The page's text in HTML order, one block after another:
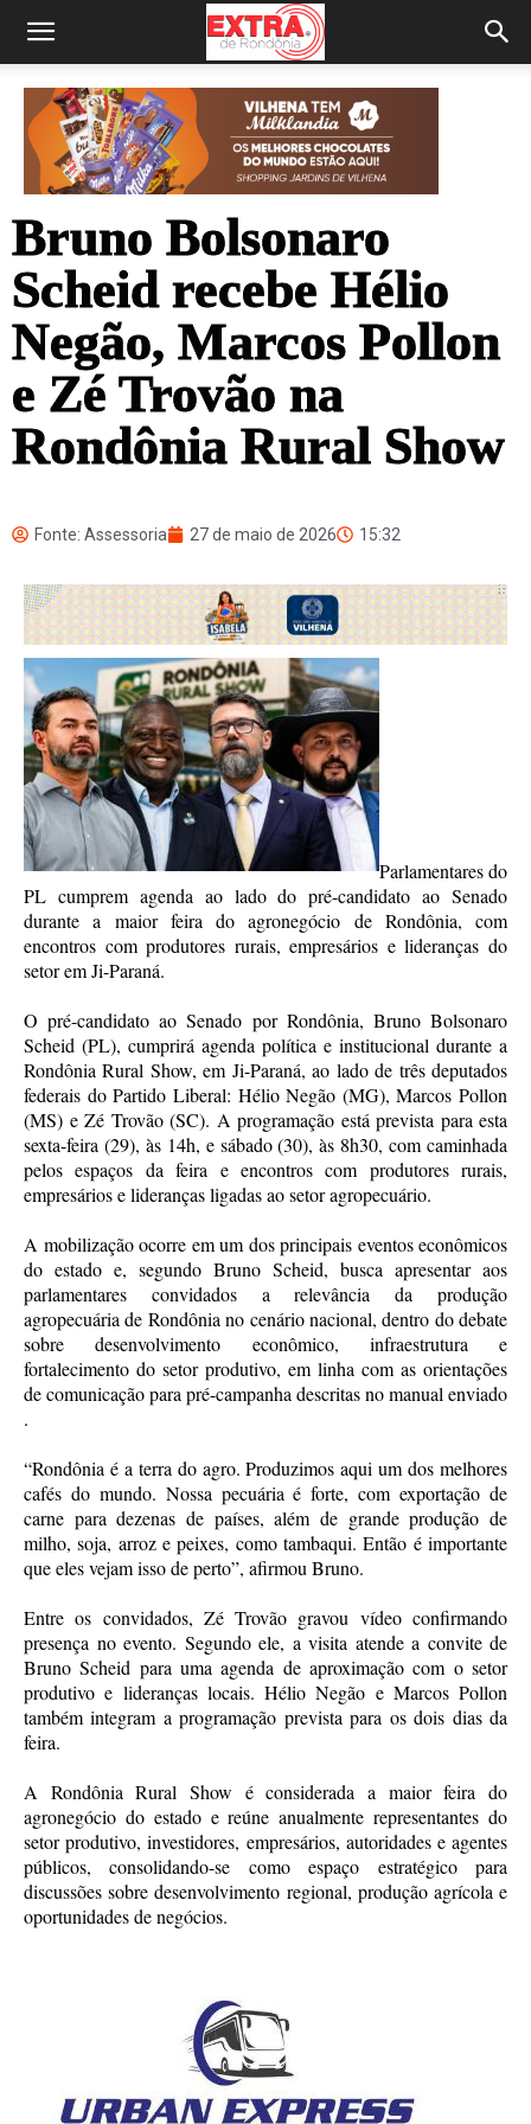
Bruno Bolsonaro
Scheid recebe Hélio
Negão, Marcos Pollon
e Zé Trovão na
Rondônia Rural Show
Fonte: Assessoria 27 de maio de 2026 15:32
Parlamentares do
PL cumprem agenda ao lado do pré-candidato ao Senado
durante a maior feira do agronegócio de Rondônia, com
encontros com produtores rurais, empresários e lideranças do
setor em Ji-Paraná.
O pré-candidato ao Senado por Rondônia, Bruno Bolsonaro
Scheid (PL), cumprirá agenda política e institucional durante a
Rondônia Rural Show, em Ji-Paraná, ao lado de três deputados
federais do Partido Liberal: Hélio Negão (MG), Marcos Pollon
(MS) e Zé Trovão (SC). A programação está prevista para esta
sexta-feira (29), às 14h, e sábado (30), às 8h30, com caminhada
pelos espaços da feira e encontros com produtores rurais,
empresários e lideranças ligadas ao setor agropecuário.
A mobilização ocorre em um dos principais eventos econômicos
do estado e, segundo Bruno Scheid, busca apresentar aos
parlamentares convidados a relevância da produção
agropecuária de Rondônia no cenário nacional, dentro do debate
sobre desenvolvimento econômico, infraestrutura e
fortalecimento do setor produtivo, em linha com as orientações
de comunicação para pré-campanha descritas no manual enviado
.
“Rondônia é a terra do agro. Produzimos aqui um dos melhores
cafés do mundo. Nossa pecuária é forte, com exportação de
carne para dezenas de países, além de grande produção de
milho, soja, arroz e peixes, como tambaqui. Então é importante
que eles vejam isso de perto”, afirmou Bruno.
Entre os convidados, Zé Trovão gravou vídeo confirmando
presença no evento. Segundo ele, a visita atende a convite de
Bruno Scheid para uma agenda de aproximação com o setor
produtivo e lideranças locais. Hélio Negão e Marcos Pollon
também integram a programação prevista para os dois dias da
feira.
A Rondônia Rural Show é considerada a maior feira do
agronegócio do estado e reúne anualmente representantes do
setor produtivo, investidores, empresários, autoridades e agentes
públicos, consolidando-se como espaço estratégico para
discussões sobre desenvolvimento regional, produção agrícola e
oportunidades de negócios.